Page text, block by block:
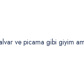
ve picama gibi giyim